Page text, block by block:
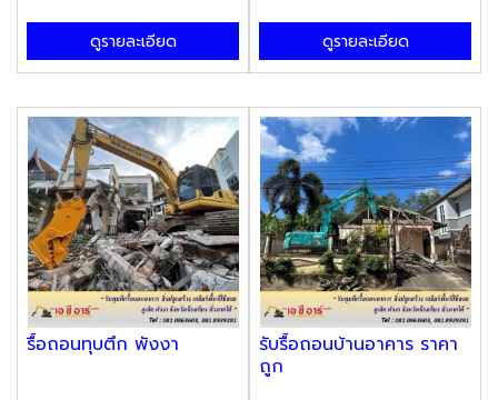
ดูรายละเอียด ดูรายละเอียด
รื้อถอนทุบตึก พังงา
รับรื้อถอนบ้านอาคาร ราคา
ถูก